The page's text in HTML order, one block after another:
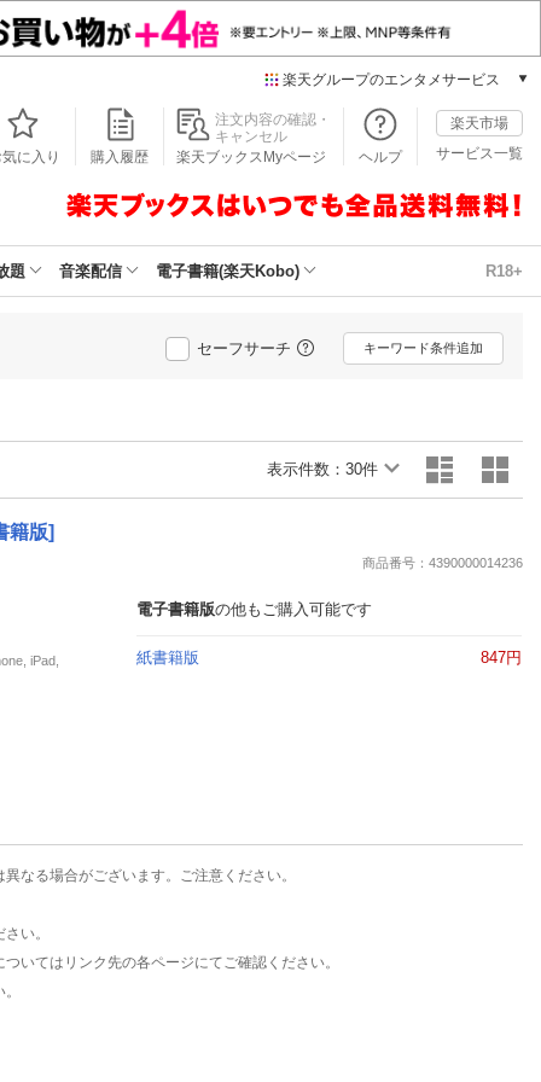
楽天グループのエンタメサービス
本/ゲーム/CD/DVD
楽天ブックス
楽天Kobo
動画配信
楽天TV
無料テレビ
推し楽
気に入り 購入履歴
注文内容の確認・
キャンセル
楽天ブックスMyページ
ヘルプ
楽天市場
サービス一覧
題 音楽配信 電子書籍(楽天Kobo) R18+
セーフサーチ キーワード条件追加
表示件数： 30件
籍版]
商品番号：4390000014236
iPad,
電子書籍版の他もご購入可能です
紙書籍版 847円
なる場合がございます。ご注意ください。
い。
いてはリンク先の各ページにてご確認ください。